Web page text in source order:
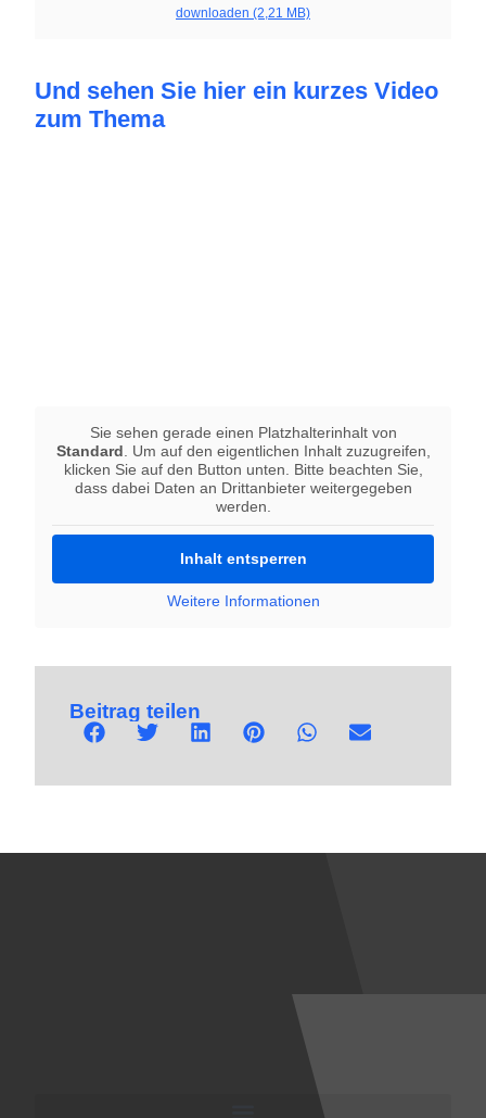
downloaden (2,21 MB)
Und sehen Sie hier ein kurzes Video
zum Thema
Sie sehen gerade einen Platzhalterinhalt von
Standard. Um auf den eigentlichen Inhalt zuzugreifen,
klicken Sie auf den Button unten. Bitte beachten Sie,
dass dabei Daten an Drittanbieter weitergegeben
werden.
Inhalt entsperren
Weitere Informationen
Beitrag teilen